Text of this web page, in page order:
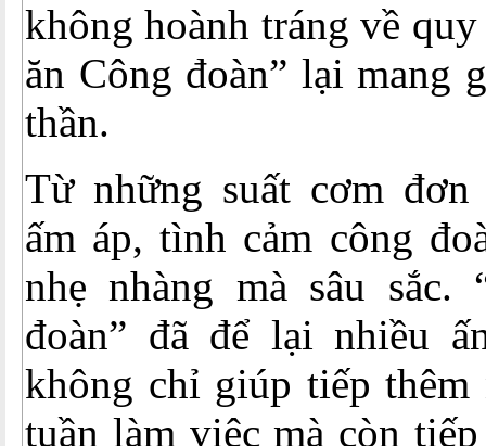
không hoành tráng về
ăn Công đoàn” lại mang
thần.
Từ những suất cơm
ấm áp, tình cảm công
nhẹ nhàng mà sâu sắc.
đoàn” đã để lại nhiều
không chỉ giúp tiếp thêm
tuần làm việc mà còn